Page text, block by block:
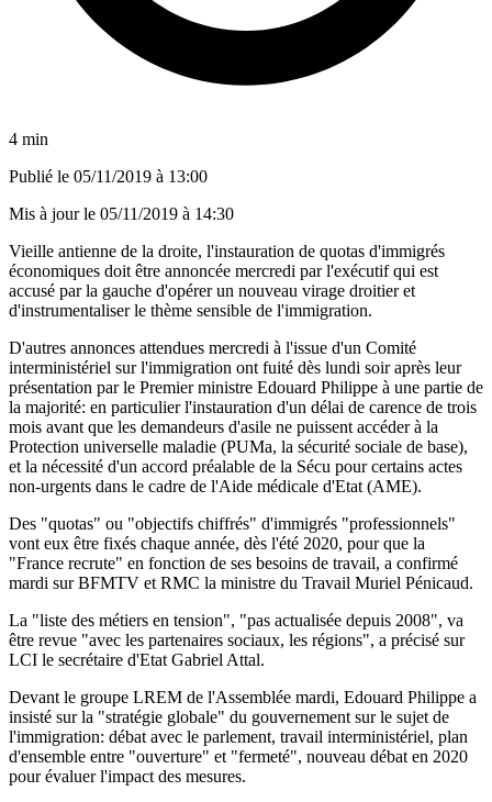
4 min
Publié le 05/11/2019 à 13:00
Mis à jour le 05/11/2019 à 14:30
Vieille antienne de la droite, l'instauration de quotas d'immigrés
économiques doit être annoncée mercredi par l'exécutif qui est
accusé par la gauche d'opérer un nouveau virage droitier et
d'instrumentaliser le thème sensible de l'immigration.
D'autres annonces attendues mercredi à l'issue d'un Comité
interministériel sur l'immigration ont fuité dès lundi soir après leur
présentation par le Premier ministre Edouard Philippe à une partie de
la majorité: en particulier l'instauration d'un délai de carence de trois
mois avant que les demandeurs d'asile ne puissent accéder à la
Protection universelle maladie (PUMa, la sécurité sociale de base),
et la nécessité d'un accord préalable de la Sécu pour certains actes
non-urgents dans le cadre de l'Aide médicale d'Etat (AME).
Des "quotas" ou "objectifs chiffrés" d'immigrés "professionnels"
vont eux être fixés chaque année, dès l'été 2020, pour que la
"France recrute" en fonction de ses besoins de travail, a confirmé
mardi sur BFMTV et RMC la ministre du Travail Muriel Pénicaud.
La "liste des métiers en tension", "pas actualisée depuis 2008", va
être revue "avec les partenaires sociaux, les régions", a précisé sur
LCI le secrétaire d'Etat Gabriel Attal.
Devant le groupe LREM de l'Assemblée mardi, Edouard Philippe a
insisté sur la "stratégie globale" du gouvernement sur le sujet de
l'immigration: débat avec le parlement, travail interministériel, plan
d'ensemble entre "ouverture" et "fermeté", nouveau débat en 2020
pour évaluer l'impact des mesures.